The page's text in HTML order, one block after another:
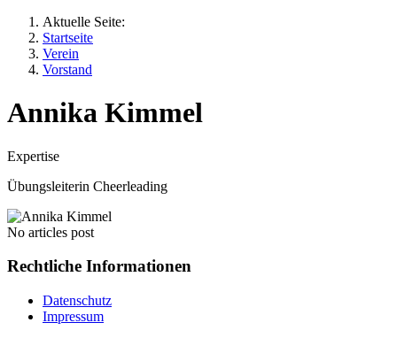
Aktuelle Seite:
Startseite
Verein
Vorstand
Annika Kimmel
Expertise
Übungsleiterin Cheerleading
No articles post
Rechtliche Informationen
Datenschutz
Impressum